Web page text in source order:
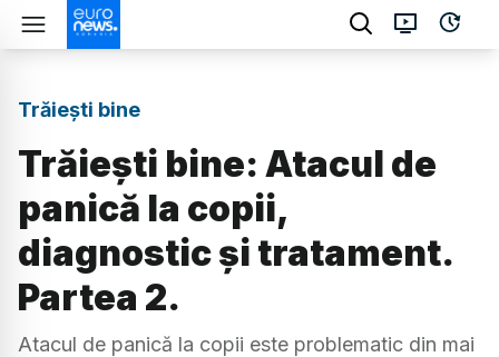
Trăiești bine
Trăiești bine: Atacul de
panică la copii,
diagnostic și tratament.
Partea 2.
Atacul de panică la copii este problematic din mai